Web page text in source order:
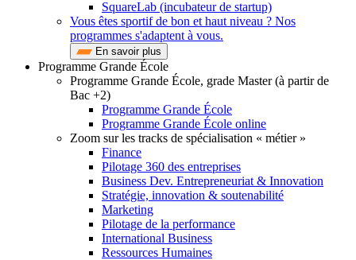
SquareLab (incubateur de startup)
Vous êtes sportif de bon et haut niveau ? Nos
programmes s'adaptent à vous.
En savoir plus
Programme Grande École
Programme Grande École, grade Master (à partir de
Bac +2)
Programme Grande École
Programme Grande École online
Zoom sur les tracks de spécialisation « métier »
Finance
Pilotage 360 des entreprises
Business Dev. Entrepreneuriat & Innovation
Stratégie, innovation & soutenabilité
Marketing
Pilotage de la performance
International Business
Ressources Humaines